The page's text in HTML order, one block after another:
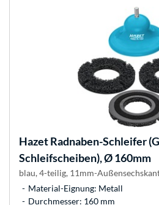
HazetRadnaben-Schleifer
Schleifscheiben), Ø 160mm
blau, 4-teilig, 11mm-
Material-Eignung: Metall
Durchmesser: 160 mm